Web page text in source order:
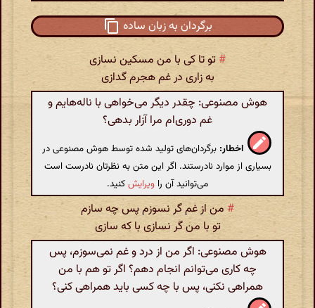
برگردان به زبان ساده
# تو تا کی با من مسکین نسازی
به زاری در غم هجرم گدازی
هوش مصنوعی: چقدر دیگر می‌خواهی با ناله‌هایم و
غم دوری‌ام مرا آزار بدهی؟
اخطار: برگردان‌های تولید شده توسط هوش مصنوعی در
بسیاری از موارد نادرستند. اگر این متن به نظرتان نادرست است
می‌توانید آن را ویرایشکنید.
# من از غم گر نسوزم پس چه سازم
تو با من گر نسازی با که سازی
هوش مصنوعی: اگر من از درد و غم نمی‌سوزم، پس
چه کاری می‌توانم انجام دهم؟ اگر تو هم با من
همراهی نکنی، پس با چه کسی باید همراهی کنی؟